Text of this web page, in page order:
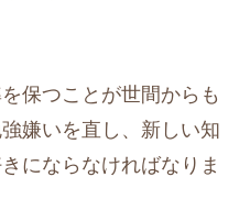
保つことが世間からも
嫌いを直し、新しい知
にならなければなりま